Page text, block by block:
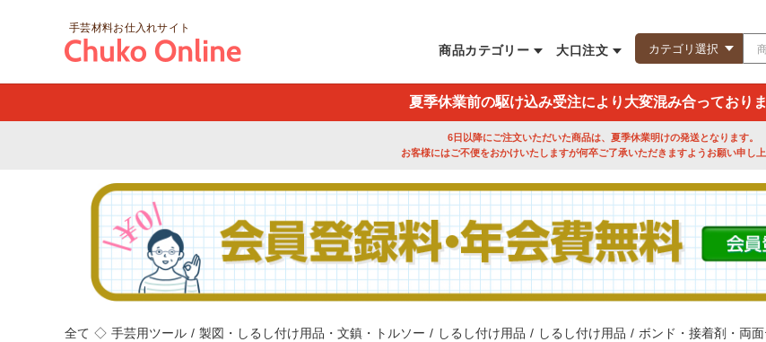
夏季休業前の駆け込み受注により大変混み合っておりま
6日以降にご注文いただいた商品は、夏季休業明けの発送となります。
お客様にはご不便をおかけいたしますが何卒ご了承いただきますようお願い申し上
全て ◇ 手芸用ツール / 製図・しるし付け用品・文鎮・トルソー / しるし付け用品 / しるし付け用品 / ボンド・接着剤・両
手芸材料お仕入れサイト
商品カテゴリー 大口注文